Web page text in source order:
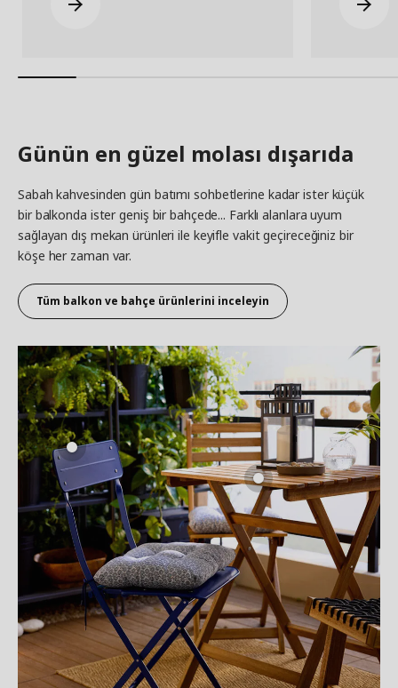
Günün en güzel molası dışarıda
Sabah kahvesinden gün batımı sohbetlerine kadar ister küçük
bir balkonda ister geniş bir bahçede... Farklı alanlara uyum
sağlayan dış mekan ürünleri ile keyifle vakit geçireceğiniz bir
köşe her zaman var.
Tüm balkon ve bahçe ürünlerini inceleyin